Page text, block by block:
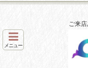
ご来
メニュー